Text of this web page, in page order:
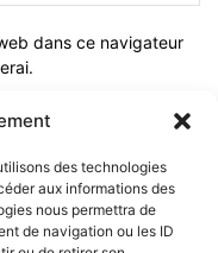
des technologies
aux informations des
nous permettra de
de navigation ou les ID
dans ce navigateur